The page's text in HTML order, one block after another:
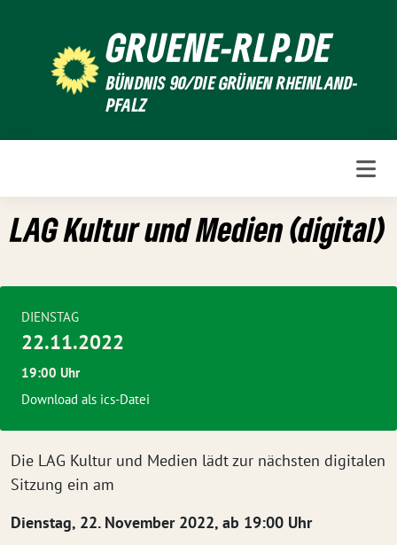
GRUENE-RLP.DE
BÜNDNIS 90/DIE GRÜNEN RHEINLAND-
PFALZ
LAG Kultur und Medien (digital)
Die LAG Kultur und Medien lädt zur nächsten digitalen
Sitzung ein am
Dienstag, 22. November 2022, ab 19:00 Uhr
DIENSTAG
22.11.2022
19:00 Uhr
Download als ics-Datei